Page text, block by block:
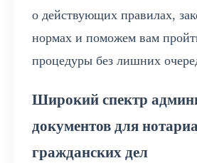
о действующих правилах,
нормах и поможем вам
процедуры без лишних
Широкий спектр
документов для
гражданских дел